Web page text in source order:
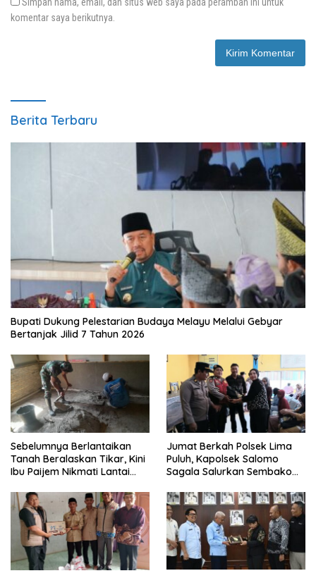
komentar saya berikutnya.
Berita Terbaru
Bupati Dukung Pelestarian Budaya Melayu Melalui Gebyar
Bertanjak Jilid 7 Tahun 2026
Sebelumnya Berlantaikan
Tanah Beralaskan Tikar, Kini
Ibu Paijem Nikmati Lantai
Satgas TMMD Ke-129 Kodim
0208/Asahan
Jumat Berkah Polsek Lima
Puluh, Kapolsek Salomo
Sagala Salurkan Sembako
Gambus